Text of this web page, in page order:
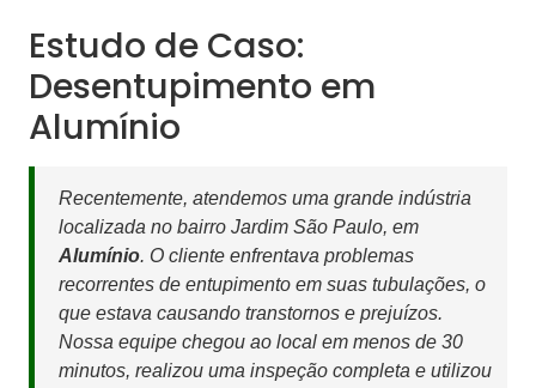
Estudo de Caso:
Desentupimento em
Alumínio
Recentemente, atendemos uma grande indústria
localizada no bairro Jardim São Paulo, em
Alumínio. O cliente enfrentava problemas
recorrentes de entupimento em suas tubulações, o
que estava causando transtornos e prejuízos.
Nossa equipe chegou ao local em menos de 30
minutos, realizou uma inspeção completa e utilizou